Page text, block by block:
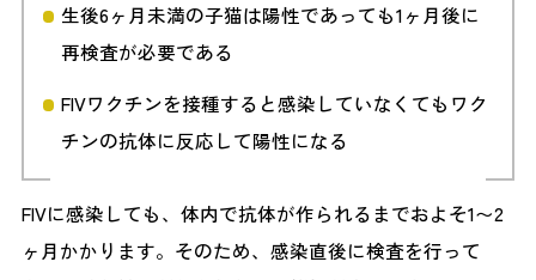
生後6ヶ月未満の子猫は陽性であっても1ヶ月後に
再検査が必要である
FIVワクチンを接種すると感染していなくてもワク
チンの抗体に反応して陽性になる
FIVに感染しても、体内で抗体が作られるまでおよそ1〜2
ヶ月かかります。そのため、感染直後に検査を行って